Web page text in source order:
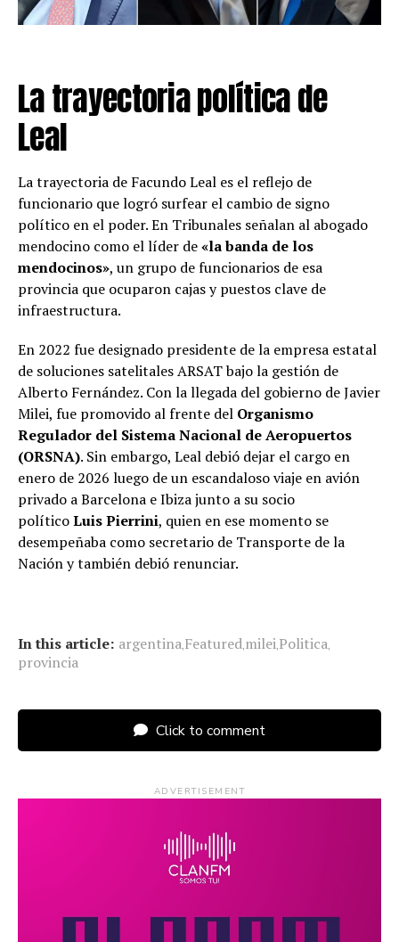
La trayectoria política de
Leal
La trayectoria de Facundo Leal es el reflejo de
funcionario que logró surfear el cambio de signo
político en el poder. En Tribunales señalan al abogado
mendocino como el líder de«la banda de los
mendocinos», un grupo de funcionarios de esa
provincia que ocuparon cajas y puestos clave de
infraestructura.
En 2022 fue designado presidente de la empresa estatal
de soluciones satelitales ARSAT bajo la gestión de
Alberto Fernández. Con la llegada del gobierno de Javier
Milei, fue promovido al frente del Organismo
Regulador del Sistema Nacional de Aeropuertos
(ORSNA). Sin embargo, Leal debió dejar el cargo en
enero de 2026 luego de un escandaloso viaje en avión
privado a Barcelona e Ibiza junto a su socio
políticoLuis Pierrini, quien en ese momento se
desempeñaba como secretario de Transporte de la
Nación y también debió renunciar.
In this article: argentina,Featured,milei,Politica,
provincia
Click to comment
ADVERTISEMENT